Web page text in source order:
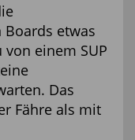
etwas
einem SUP
Das
Fähre als mit